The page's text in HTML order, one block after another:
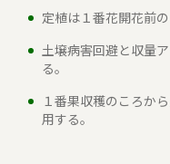
定植は１番花開花前
土壌病害回避と収量
る。
１番果収穫のころか
用する。